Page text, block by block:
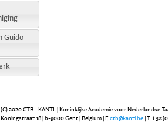
Guido
(C) 2020 CTB - KANTL | Koninklijke Academie voor Nederlandse
Koningstraat 18 | b-9000 Gent | Belgium | E ctb@kantl.be | T +32